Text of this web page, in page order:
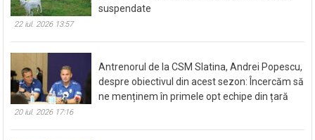
suspendate
22 iul. 2026 13:57
Antrenorul de la CSM Slatina, Andrei Popescu,
despre obiectivul din acest sezon: Încercăm să
ne menținem în primele opt echipe din țară
20 iul. 2026 17:16